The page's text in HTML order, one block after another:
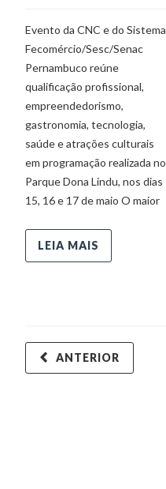
Evento da CNC e do Sistema
Fecomércio/Sesc/Senac
Pernambuco reúne
qualificação profissional,
empreendedorismo,
gastronomia, tecnologia,
saúde e atrações culturais
em programação realizada no
Parque Dona Lindu, nos dias
15, 16 e 17 de maio O maior
LEIA MAIS
ANTERIOR